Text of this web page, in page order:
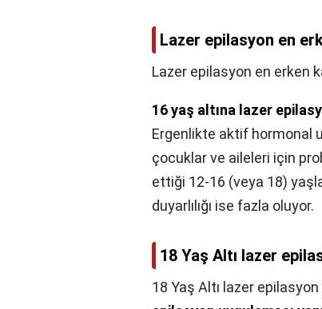
Lazer epilasyon en
Lazer epilasyon en erken
16 yaş altına lazer
Ergenlikte aktif hormonal
çocuklar ve aileleri için
ettiği 12-16 (veya 18)
duyarlılığı ise fazla oluyor.
18 Yaş Altı lazer
18 Yaş Altı lazer epilasyon